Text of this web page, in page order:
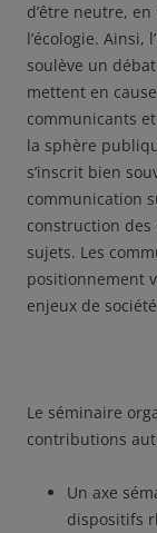
d’être neutre,
l’écologie.
soulève un
mettent en
communicants
la sphère
s’inscrit bien
communication
construction
sujets. Les
positionnement
enjeux de
Le séminaire
contributions
Un axe
dispositifs